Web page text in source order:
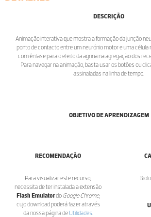
DESCRIÇÃO
Animação interativa que mostra a formação da junção
ponto de contacto entre um neurónio motor e uma célula
com ênfase para o efeito da agrina na agregação dos
Para navegar na animação, basta usar os botões ou
assinaladas na linha de tempo.
OBJETIVO DE APRENDIZAGEM
RECOMENDAÇÃO
Para visualizar este recurso,
necessita de ter instalada a extensão
Flash Emulatordo Google Chrome,
cujo download poderá fazer através
da nossa página de Utilidades